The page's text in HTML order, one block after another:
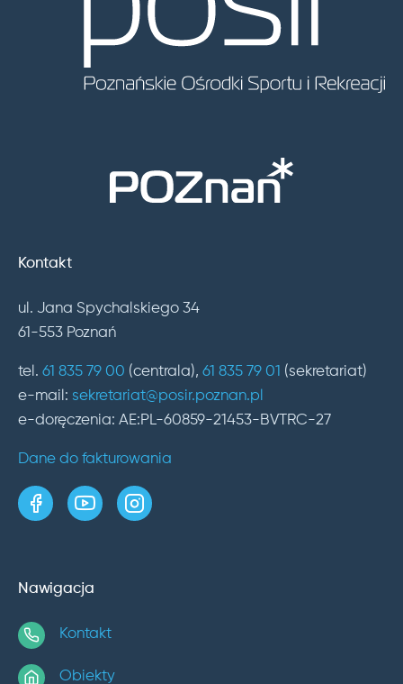
Kontakt
ul. Jana Spychalskiego 34
61-553 Poznań
tel. 61 835 79 00 (centrala), 61 835 79 01 (sekretariat)
e-mail: sekretariat@posir.poznan.pl
e-doręczenia: AE:PL-60859-21453-BVTRC-27
Dane do fakturowania
strona w serwisie Facebook
kanał w serwisie YouTube
profil w serwisie Instagram
Nawigacja
Kontakt
Obiekty